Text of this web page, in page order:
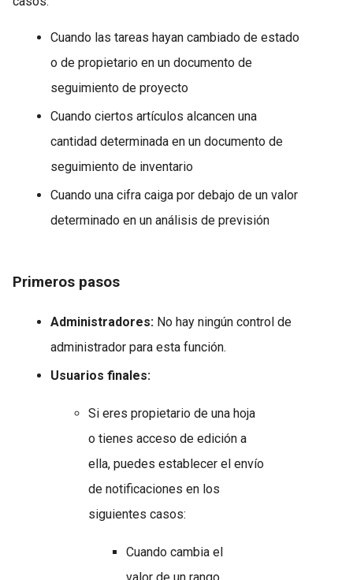
Cuando las tareas hayan cambiado de estado
o de propietario en un documento de
seguimiento de proyecto
Cuando ciertos artículos alcancen una
cantidad determinada en un documento de
seguimiento de inventario
Cuando una cifra caiga por debajo de un valor
determinado en un análisis de previsión
Primeros pasos
Administradores: No hay ningún control de
administrador para esta función.
Usuarios finales:
Si eres propietario de una hoja
o tienes acceso de edición a
ella, puedes establecer el envío
de notificaciones en los
siguientes casos:
Cuando cambia el